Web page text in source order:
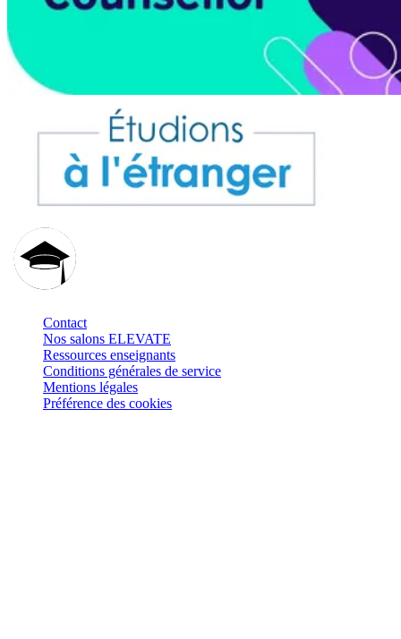
Contact
Nos salons ELEVATE
Ressources enseignants
Conditions générales de service
Mentions légales
Préférence des cookies